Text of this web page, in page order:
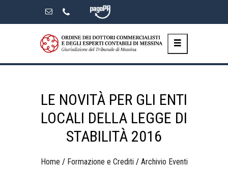
LE NOVITÀ PER GLI ENTI
LOCALI DELLA LEGGE DI
STABILITÀ 2016
Home / Formazione e Crediti / Archivio Eventi